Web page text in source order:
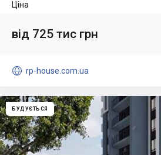
Ціна
від 725 тис грн
 rp-house.com.ua
БУДУЄТЬСЯ